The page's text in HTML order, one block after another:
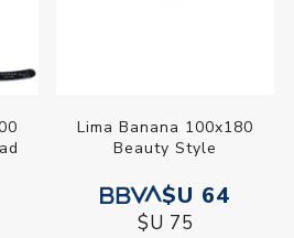
Lima Banana 100x180
Beauty Style
$U 64
$U 75